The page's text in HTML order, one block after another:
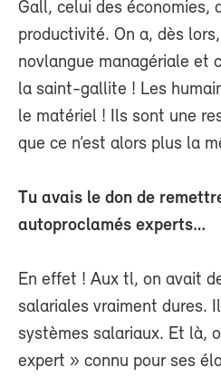
Gall, celui des économies,
productivité. On a, dès
novlangue managériale et
la saint-gallite ! Les
le matériel ! Ils sont une
que ce n’est alors plus la
Tu avais le don de
autoproclamés experts…
En effet ! Aux tl, on avait
salariales vraiment dures.
systèmes salariaux. Et là,
expert » connu pour ses